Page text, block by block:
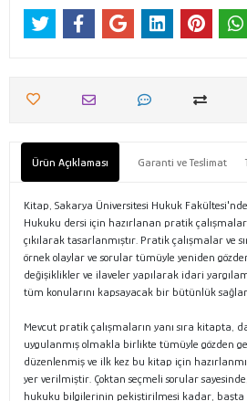
Ürün Açıklaması Garanti ve Teslimat
Kitap, Sakarya Üniversitesi Hukuk
Hukuku dersi için hazırlanan pratik çalışmalar
çıkılarak tasarlanmıştır. Pratik çalışmalar ve
örnek olaylar ve sorular tümüyle yeniden
değişiklikler ve ilaveler yapılarak idari
tüm konularını kapsayacak bir bütünlük
Mevcut pratik çalışmaların yanı sıra kitapta,
uygulanmış olmakla birlikte tümüyle gözden
düzenlenmiş ve ilk kez bu kitap için
yer verilmiştir. Çoktan seçmeli sorular
hukuku bilgilerinin pekiştirilmesi kadar, başta